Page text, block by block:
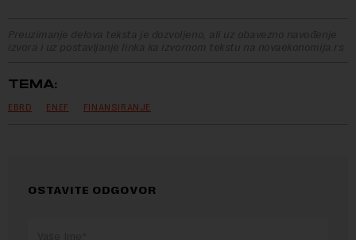
Preuzimanje delova teksta je dozvoljeno, ali uz obavezno navođenje
izvora i uz postavljanje linka ka izvornom tekstu na novaekonomija.rs
TEMA:
EBRD ENEF FINANSIRANJE
OSTAVITE ODGOVOR